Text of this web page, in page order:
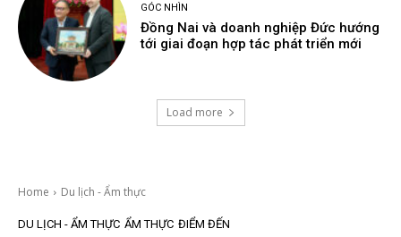
GÓC NHÌN
Đồng Nai và doanh nghiệp Đức hướng
tới giai đoạn hợp tác phát triển mới
Load more